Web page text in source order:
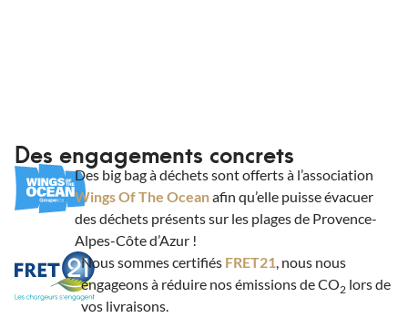
Des engagements concrets
Des big bag à déchets sont offerts à l’association
Wings Of The Oceanafin qu’elle puisse évacuer
des déchets présents sur les plages de Provence-
Alpes-Côte d’Azur !
Nous sommes certifiés FRET21, nous nous
engageons à réduire nos émissions de CO2lors de
vos livraisons.